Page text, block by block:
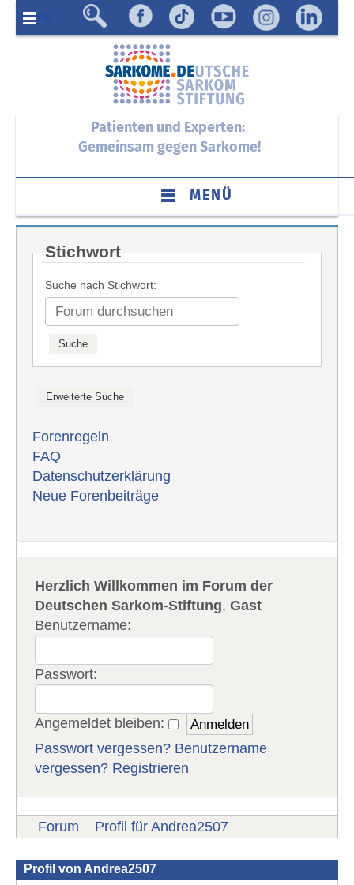
Menü
Patienten und Experten:
Gemeinsam gegen Sarkome!
MENÜ
Stichwort
Suche nach Stichwort:
Forenregeln
FAQ
Datenschutzerklärung
Neue Forenbeiträge
Herzlich Willkommen im Forum der
Deutschen Sarkom-Stiftung,Gast
Benutzername:
Passwort:
Angemeldet bleiben:
Passwort vergessen? Benutzername
vergessen? Registrieren
Forum Profil für Andrea2507
Profil von Andrea2507